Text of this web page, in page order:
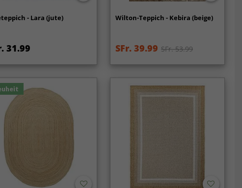
- Lara (jute)
31.99
Wilton-Teppich - Kebira (beige)
SFr. 39.99 SFr. 53.99